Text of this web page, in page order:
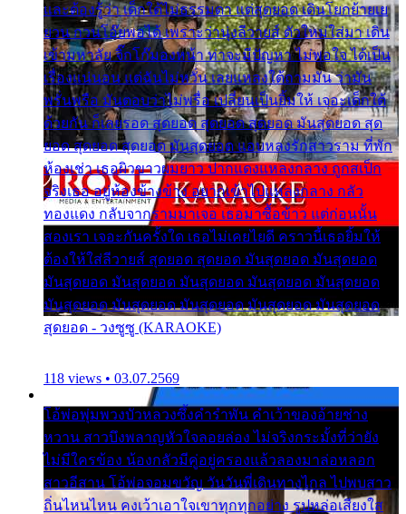
และต้องรู้ว่า เด็กใต้ไม่ธรรมดา แต่สุดยอด เดินโยกย้ายเย
ยวน กวนโอ๊ยพอได้ เพราะว่านุ่งลีวายส์ ตัวใหม่ใส่มา เดิน
เข้ามหาลัย จิ๊กโก๊มองหน้า ท่าจะมีปัญหา ไม่พอใจ ได้เป็น
เรื่องแน่นอน แต่ฉันไม่หวั่น เลยแหลงใต้ถามมัน ว่ามัน
พรั่นพรือ มันตอบว่าไม่พรื่อ เปลี่ยนเป็นยิ้มให้ เจอะเด็กใต้
ด้วยกัน ก็เลยรอด สุดยอด สุดยอด สุดยอด มันสุดยอด สุด
ยอด สุดยอด สุดยอด มันสุดยอด แอบหลงรักสาวราม ที่พัก
ห้องเช่า เธอผิวขาวผมยาว ปากแดงแหลงกลาง ถูกสเป็ก
จริงเธอ อยู่ห้องข้างข้าง อยากเข้าไปแหลงกลาง กลัว
ทองแดง กลับจากรามมาเจอ เธอมาซื้อข้าว แต่ก่อนนั้น
สองเรา เจอะกันครั้งใด เธอไม่เคยไยดี คราวนี้เธอยิ้มให้
ต้องให้ใส่ลีวายส์ สุดยอด สุดยอด มันสุดยอด มันสุดยอด
มันสุดยอด มันสุดยอด มันสุดยอด มันสุดยอด มันสุดยอด
มันสุดยอด มันสุดยอด มันสุดยอด มันสุดยอด มันสุดยอด
สุดยอด - วงซูซู (KARAOKE)
118 views • 03.07.2569
โอ้พ่อพุ่มพวงบัวหลวงซึ้งคำรำพัน คำเว้าของอ้ายช่าง
หวาน สาวบึงพลาญหัวใจลอยล่อง ไม่จริงกระมั้งที่ว่ายัง
ไม่มีใครข้อง น้องกลัวมีคู่อยู่ครองแล้วลองมาล่อหลอก
สาวอีสาน โอ้พ่อจอมขวัญ วันวันพี่เดินทางไกล ไปพบสาว
ถิ่นไหนไหน คงเว้าเอาใจเขาทุกทุกอย่าง รูปหล่อเสียงใส